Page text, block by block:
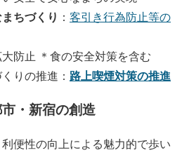
ちづくり ： 客引き行為防止等の
防止 ＊食の安全対策を含む
りの推進： 路上喫煙対策の推進
・新宿の創造
便性の向上による魅力的で歩い